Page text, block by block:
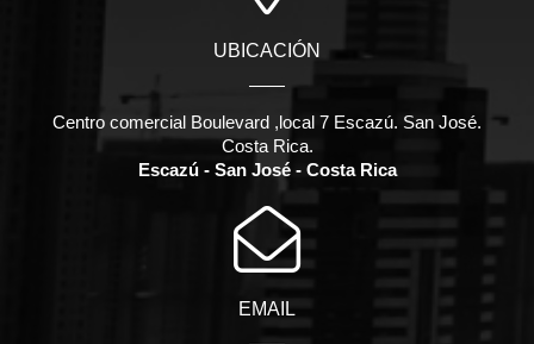
UBICACIÓN
Centro comercial Boulevard ,local 7 Escazú. San José.
Costa Rica.
Escazú - San José - Costa Rica
EMAIL